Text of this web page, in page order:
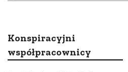
Konspiracyjni
współpracownicy